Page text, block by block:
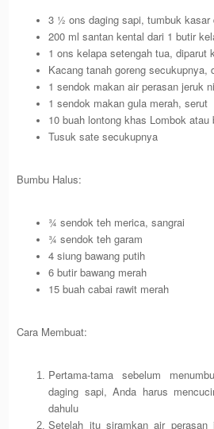
3 ½ ons daging sapi, tumbuk kasar
200 ml santan kental dari 1 butir
1 ons kelapa setengah tua, diparut
Kacang tanah goreng secukupnya,
1 sendok makan air perasan jeruk
1 sendok makan gula merah, serut
10 buah lontong khas Lombok atau
Tusuk sate secukupnya
Bumbu Halus:
¾ sendok teh merica, sangrai
¾ sendok teh garam
4 siung bawang putih
6 butir bawang merah
15 buah cabai rawit merah
Cara Membuat:
Pertama-tama sebelum
daging sapi, Anda harus
dahulu
Setelah itu siramkan air perasan